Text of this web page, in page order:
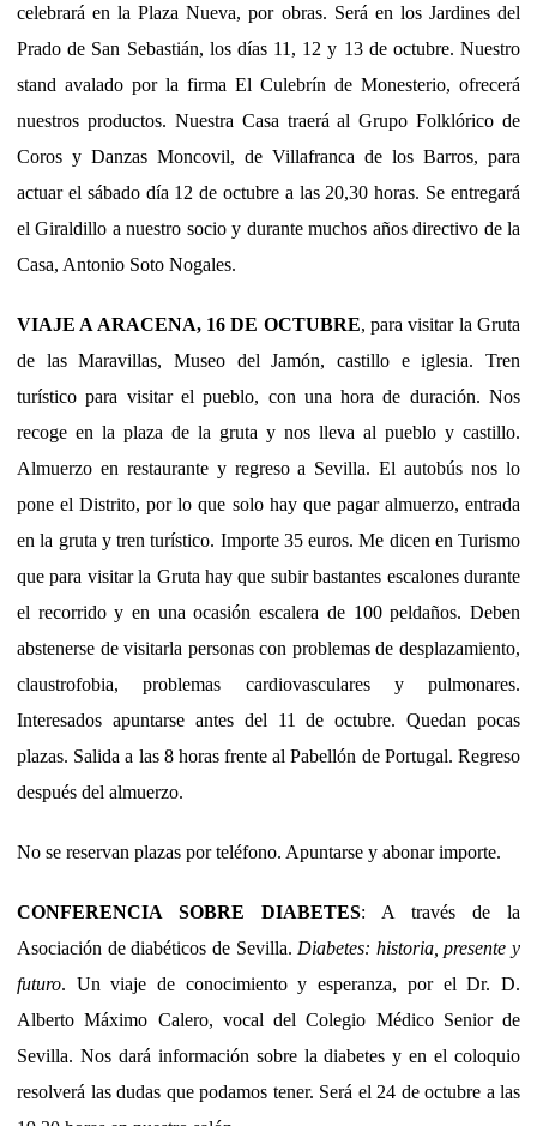
celebrará en la Plaza Nueva, por obras. Será en los Jardines del
Prado de San Sebastián, los días 11, 12 y 13 de octubre. Nuestro
stand avalado por la firma El Culebrín de Monesterio, ofrecerá
nuestros productos. Nuestra Casa traerá al Grupo Folklórico de
Coros y Danzas Moncovil, de Villafranca de los Barros, para
actuar el sábado día 12 de octubre a las 20,30 horas. Se entregará
el Giraldillo a nuestro socio y durante muchos años directivo de la
Casa, Antonio Soto Nogales.
VIAJE A ARACENA, 16 DE OCTUBRE, para visitar la Gruta
de las Maravillas, Museo del Jamón, castillo e iglesia. Tren
turístico para visitar el pueblo, con una hora de duración. Nos
recoge en la plaza de la gruta y nos lleva al pueblo y castillo.
Almuerzo en restaurante y regreso a Sevilla. El autobús nos lo
pone el Distrito, por lo que solo hay que pagar almuerzo, entrada
en la gruta y tren turístico. Importe 35 euros. Me dicen en Turismo
que para visitar la Gruta hay que subir bastantes escalones durante
el recorrido y en una ocasión escalera de 100 peldaños. Deben
abstenerse de visitarla personas con problemas de desplazamiento,
claustrofobia, problemas cardiovasculares y pulmonares.
Interesados apuntarse antes del 11 de octubre. Quedan pocas
plazas. Salida a las 8 horas frente al Pabellón de Portugal. Regreso
después del almuerzo.
No se reservan plazas por teléfono. Apuntarse y abonar importe.
CONFERENCIA SOBRE DIABETES: A través de la
Asociación de diabéticos de Sevilla. Diabetes: historia, presente y
futuro. Un viaje de conocimiento y esperanza, por el Dr. D.
Alberto Máximo Calero, vocal del Colegio Médico Senior de
Sevilla. Nos dará información sobre la diabetes y en el coloquio
resolverá las dudas que podamos tener. Será el 24 de octubre a las